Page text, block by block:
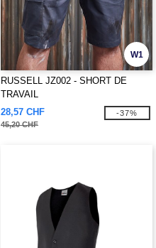
W1
RUSSELL JZ002 - SHORT DE
TRAVAIL
28,57 CHF
45,20 CHF
-37%